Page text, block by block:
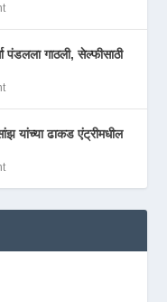
पंडलला गाठली, सेल्फीसाठी
यांच्या ढाकड एंट्रीमधील